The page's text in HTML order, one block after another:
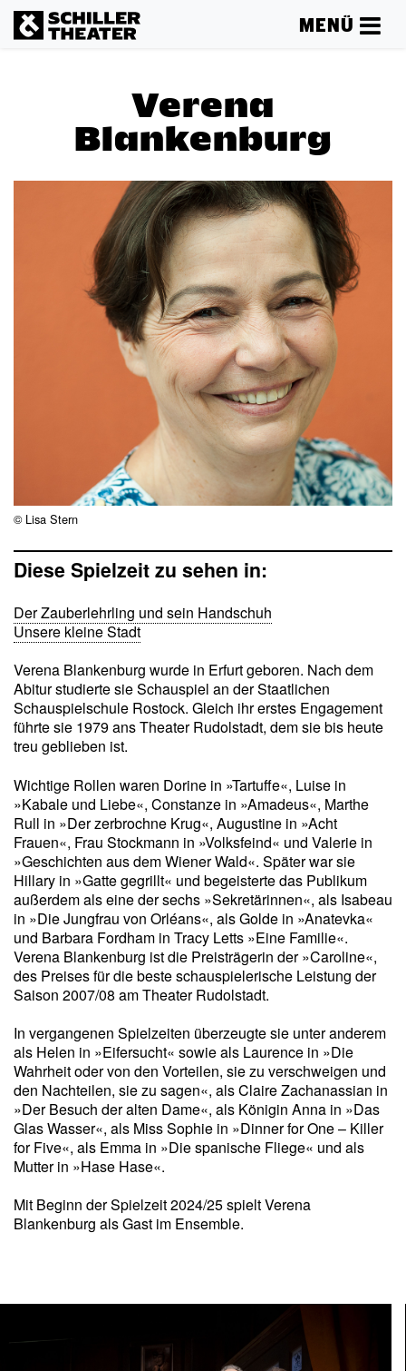
MENÜ
Verena
Blankenburg
© Lisa Stern
Diese Spielzeit zu sehen in:
Der Zauberlehrling und sein Handschuh
Unsere kleine Stadt
Verena Blankenburg wurde in Erfurt geboren. Nach dem
Abitur studierte sie Schauspiel an der Staatlichen
Schauspielschule Rostock. Gleich ihr erstes Engagement
führte sie 1979 ans Theater Rudolstadt, dem sie bis heute
treu geblieben ist.
Wichtige Rollen waren Dorine in »Tartuffe«, Luise in
»Kabale und Liebe«, Constanze in »Amadeus«, Marthe
Rull in »Der zerbrochne Krug«, Augustine in »Acht
Frauen«, Frau Stockmann in »Volksfeind« und Valerie in
»Geschichten aus dem Wiener Wald«. Später war sie
Hillary in »Gatte gegrillt« und begeisterte das Publikum
außerdem als eine der sechs »Sekretärinnen«, als Isabeau
in »Die Jungfrau von Orléans«, als Golde in »Anatevka«
und Barbara Fordham in Tracy Letts »Eine Familie«.
Verena Blankenburg ist die Preisträgerin der »Caroline«,
des Preises für die beste schauspielerische Leistung der
Saison 2007/08 am Theater Rudolstadt.
In vergangenen Spielzeiten überzeugte sie unter anderem
als Helen in »Eifersucht« sowie als Laurence in »Die
Wahrheit oder von den Vorteilen, sie zu verschweigen und
den Nachteilen, sie zu sagen«, als Claire Zachanassian in
»Der Besuch der alten Dame«, als Königin Anna in »Das
Glas Wasser«, als Miss Sophie in »Dinner for One – Killer
for Five«, als Emma in »Die spanische Fliege« und als
Mutter in »Hase Hase«.
Mit Beginn der Spielzeit 2024/25 spielt Verena
Blankenburg als Gast im Ensemble.